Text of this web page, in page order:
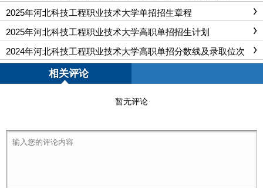
2025年河北科技工程职业技术大学单招招生章程
2025年河北科技工程职业技术大学高职单招招生计划
2024年河北科技工程职业技术大学高职单招分数线及录取位次
相关评论
暂无评论